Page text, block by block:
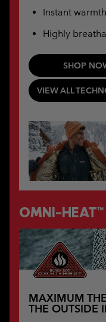
Instant warmth
Highly
SHOP
VIEW ALL
OMNI-
MAXIMUM
THE OUTSIDE